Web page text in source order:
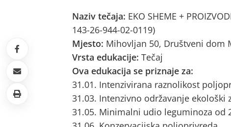
Naziv tečaja: EKO SHEME +
143-26-944-02-0119)
Mjesto: Mihovljan 50, Društveni dom
Vrsta edukacije: Tečaj
Ova edukacija se priznaje za:
31.01. Intenzivirana raznolikost
31.03. Intenzivno održavanje ekološki
31.05. Minimalni udio leguminoza